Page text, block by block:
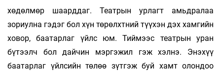
хөдөлмөр шаарддаг. Театрын урлагт амьдралаа
зориулна гэдэг бол хүн төрөлхтний түүхэн дэх хамгийн
ховор, баатарлаг үйлс юм. Тиймээс театрын уран
бүтээлч бол дайчин мэргэжил гэж хэлнэ. Энэхүү
баатарлаг үйлсийн төлөө зүтгэж буй хамт олондоо